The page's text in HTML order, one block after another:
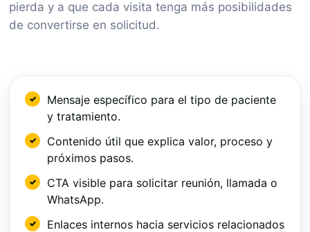
pierda y a que cada visita tenga más posibilidades
de convertirse en solicitud.
Mensaje específico para el tipo de paciente
y tratamiento.
Contenido útil que explica valor, proceso y
próximos pasos.
CTA visible para solicitar reunión, llamada o
WhatsApp.
Enlaces internos hacia servicios relacionados